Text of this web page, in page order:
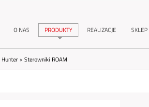
O NAS PRODUKTY REALIZACJE SKLEP
Hunter > Sterowniki ROAM